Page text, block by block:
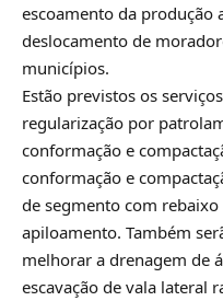
escoamento da produção
deslocamento de
municípios.
Estão previstos os
regularização por
conformação e
conformação e
de segmento com
apiloamento. Também
melhorar a drenagem de
escavação de vala lateral